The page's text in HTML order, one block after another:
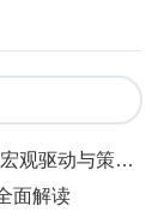
具，可以让投
动与策略建议
面解读